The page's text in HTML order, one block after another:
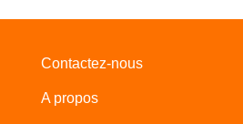
Contactez-nous
A propos